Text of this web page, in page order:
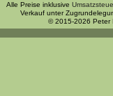
Alle Preise inklusive
Verkauf unter
© 2015-2026 Peter